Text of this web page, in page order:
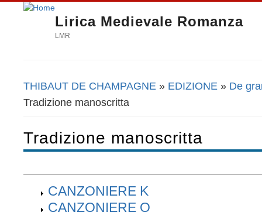
Lirica Medievale Romanza
LMR
Tu sei qui
THIBAUT DE CHAMPAGNE » EDIZIONE » De
Tradizione manoscritta
Tradizione manoscritta
CANZONIERE K
CANZONIERE O